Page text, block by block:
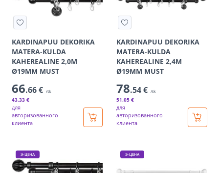
KARDINAPUU DEKORIKA
MATERA-KULDA
KAHEREALINE 2,0M
Ø19MM MUST
66.66 € /tk
43.33 €
для
авторизованного
клиента
KARDINAPUU DEKORIKA
MATERA-KULDA
KAHEREALINE 2,4M
Ø19MM MUST
78.54 € /tk
51.05 €
для
авторизованного
клиента
Э-ЦЕНА Э-ЦЕНА